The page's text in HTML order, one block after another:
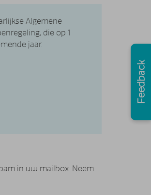
Algemene
die op 1
jaar.
in uw mailbox. Neem
Feedback